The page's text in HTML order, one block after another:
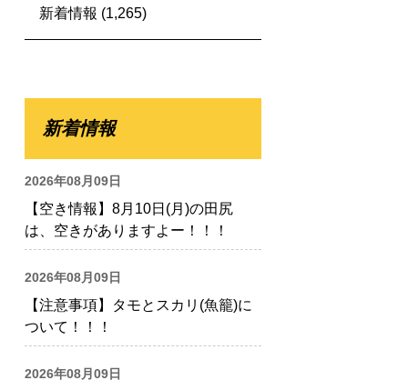
新着情報 (1,265)
新着情報
2026年08月09日
【空き情報】8月10日(月)の田尻
は、空きがありますよー！！！
2026年08月09日
【注意事項】タモとスカリ(魚籠)に
ついて！！！
2026年08月09日